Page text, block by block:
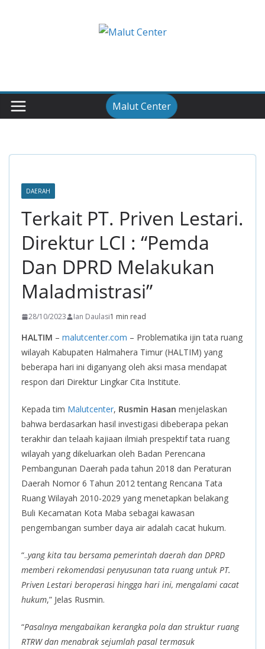
Malut Center
DAERAH
Terkait PT. Priven Lestari.
Direktur LCI : “Pemda
Dan DPRD Melakukan
Maladmistrasi”
28/10/2023 Ian Daulasi1 min read
HALTIM – malutcenter.com – Problematika ijin tata ruang
wilayah Kabupaten Halmahera Timur (HALTIM) yang
beberapa hari ini diganyang oleh aksi masa mendapat
respon dari Direktur Lingkar Cita Institute.
Kepada tim Malutcenter, Rusmin Hasan menjelaskan
bahwa berdasarkan hasil investigasi dibeberapa pekan
terakhir dan telaah kajiaan ilmiah prespektif tata ruang
wilayah yang dikeluarkan oleh Badan Perencana
Pembangunan Daerah pada tahun 2018 dan Peraturan
Daerah Nomor 6 Tahun 2012 tentang Rencana Tata
Ruang Wilayah 2010-2029 yang menetapkan belakang
Buli Kecamatan Kota Maba sebagai kawasan
pengembangan sumber daya air adalah cacat hukum.
“..yang kita tau bersama pemerintah daerah dan DPRD
memberi rekomendasi penyusunan tata ruang untuk PT.
Priven Lestari beroperasi hingga hari ini, mengalami cacat
hukum,” Jelas Rusmin.
“Pasalnya mengabaikan kerangka pola dan struktur ruang
RTRW dan menabrak sejumlah pasal termasuk